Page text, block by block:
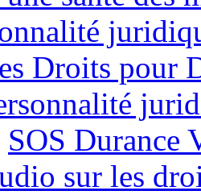
Droits pour
SOS Durance
sur les